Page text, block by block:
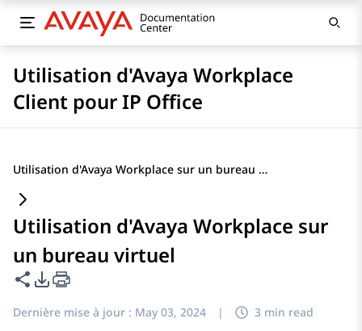
Utilisation d'Avaya Workplace
Client pour IP Office
Utilisation d'Avaya Workplace sur un bureau virtuel
Utilisation d'Avaya Workplace sur
un bureau virtuel
Partager cette page
Options d'exportation PDF
Dernière mise à jour : May 03, 2024 | 3 min read